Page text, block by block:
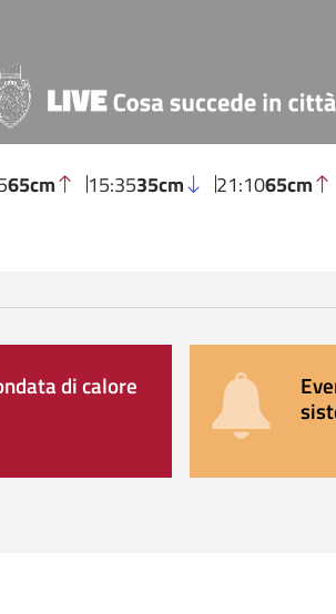
65cm 15:3535cm 21:1065cm
di calore